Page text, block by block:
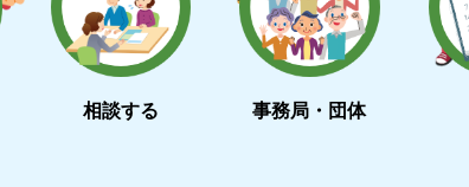
相談する 事務局・団体